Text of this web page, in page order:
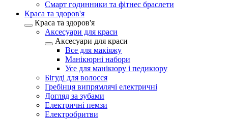
Смарт годинники та фітнес браслети
Краса та здоров'я
Краса та здоров'я
Аксесуари для краси
Аксесуари для краси
Все для макіяжу
Манікюрні набори
Усе для манікюру і педикюру
Бігуді для волосся
Гребінця випрямлячі електричні
Догляд за зубами
Електричні пемзи
Електробритви